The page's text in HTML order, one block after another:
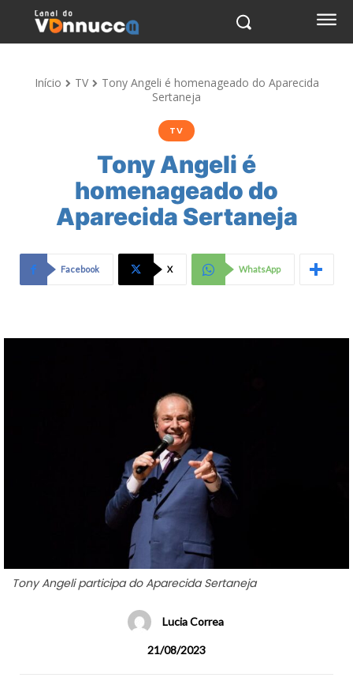
Início TV
Tony Angeli é homenageado do Aparecida
Sertaneja
TV
Tony Angeli é
homenageado do
Aparecida Sertaneja
Facebook X WhatsApp
Tony Angeli participa do Aparecida Sertaneja
Lucia Correa
21/08/2023